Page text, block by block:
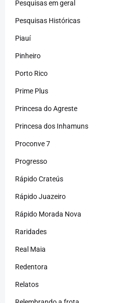
Pesquisas em geral
Pesquisas Históricas
Piauí
Pinheiro
Porto Rico
Prime Plus
Princesa do Agreste
Princesa dos Inhamuns
Proconve 7
Progresso
Rápido Crateús
Rápido Juazeiro
Rápido Morada Nova
Raridades
Real Maia
Redentora
Relatos